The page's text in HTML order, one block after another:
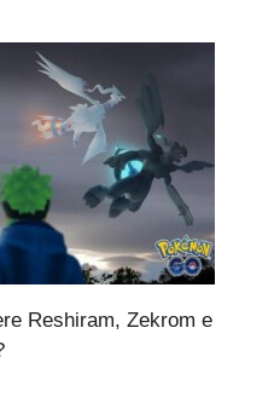
Reshiram, Zekrom e